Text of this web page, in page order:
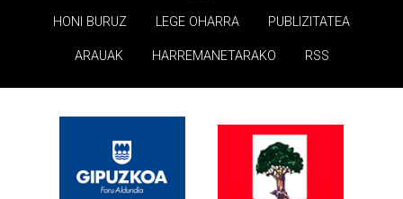
HONI BURUZ LEGE OHARRA PUBLIZITATEA
ARAUAK HARREMANETARAKO RSS